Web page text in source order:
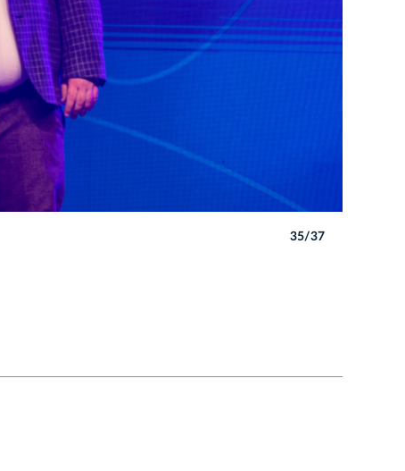
35/37